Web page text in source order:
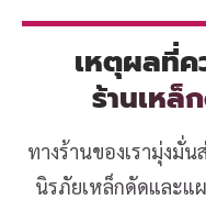
เหตุผลที่ค
ร้านเหล็
ทางร้านของเรามุ่งมั่น
นิรภัยเหล็กดัดและแ